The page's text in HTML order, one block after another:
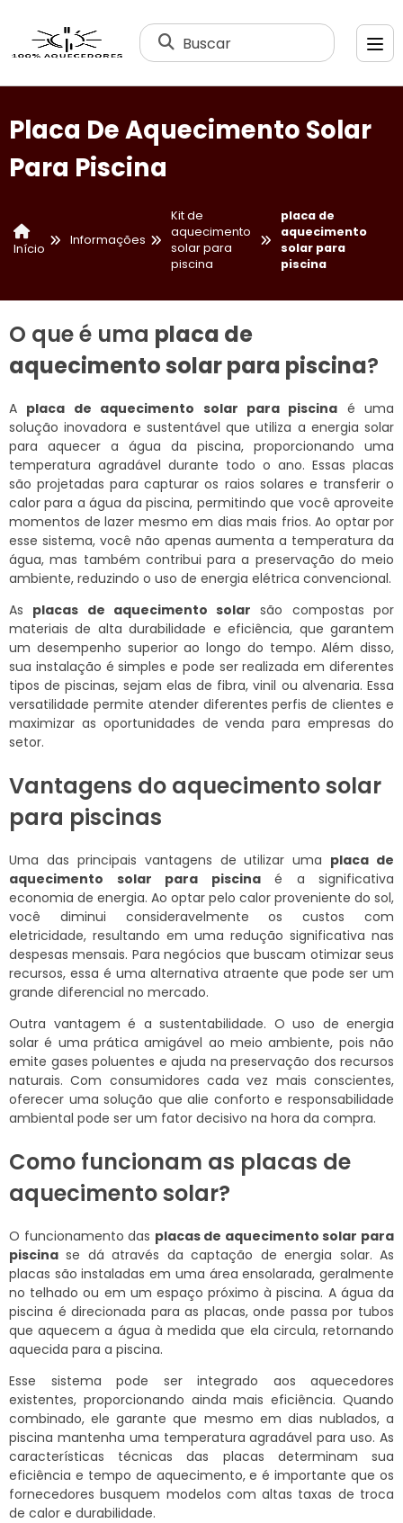
Buscar
Placa De Aquecimento Solar
Para Piscina
Início
Informações
Kit de
aquecimento
solar para
piscina
placa de
aquecimento
solar para
piscina
O que é uma placa de
aquecimento solar para piscina?
A placa de aquecimento solar para piscina é uma
solução inovadora e sustentável que utiliza a energia solar
para aquecer a água da piscina, proporcionando uma
temperatura agradável durante todo o ano. Essas placas
são projetadas para capturar os raios solares e transferir o
calor para a água da piscina, permitindo que você aproveite
momentos de lazer mesmo em dias mais frios. Ao optar por
esse sistema, você não apenas aumenta a temperatura da
água, mas também contribui para a preservação do meio
ambiente, reduzindo o uso de energia elétrica convencional.
As placas de aquecimento solar são compostas por
materiais de alta durabilidade e eficiência, que garantem
um desempenho superior ao longo do tempo. Além disso,
sua instalação é simples e pode ser realizada em diferentes
tipos de piscinas, sejam elas de fibra, vinil ou alvenaria. Essa
versatilidade permite atender diferentes perfis de clientes e
maximizar as oportunidades de venda para empresas do
setor.
Vantagens do aquecimento solar
para piscinas
Uma das principais vantagens de utilizar uma placa de
aquecimento solar para piscinaé a significativa
economia de energia. Ao optar pelo calor proveniente do sol,
você diminui consideravelmente os custos com
eletricidade, resultando em uma redução significativa nas
despesas mensais. Para negócios que buscam otimizar seus
recursos, essa é uma alternativa atraente que pode ser um
grande diferencial no mercado.
Outra vantagem é a sustentabilidade. O uso de energia
solar é uma prática amigável ao meio ambiente, pois não
emite gases poluentes e ajuda na preservação dos recursos
naturais. Com consumidores cada vez mais conscientes,
oferecer uma solução que alie conforto e responsabilidade
ambiental pode ser um fator decisivo na hora da compra.
Como funcionam as placas de
aquecimento solar?
O funcionamento das placas de aquecimento solar para
piscina se dá através da captação de energia solar. As
placas são instaladas em uma área ensolarada, geralmente
no telhado ou em um espaço próximo à piscina. A água da
piscina é direcionada para as placas, onde passa por tubos
que aquecem a água à medida que ela circula, retornando
aquecida para a piscina.
Esse sistema pode ser integrado aos aquecedores
existentes, proporcionando ainda mais eficiência. Quando
combinado, ele garante que mesmo em dias nublados, a
piscina mantenha uma temperatura agradável para uso. As
características técnicas das placas determinam sua
eficiência e tempo de aquecimento, e é importante que os
fornecedores busquem modelos com altas taxas de troca
de calor e durabilidade.